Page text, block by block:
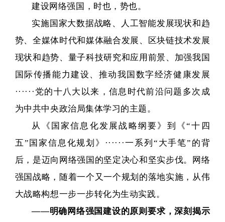
建设网络强国，时也，势也。
实施国家大数据战略、人工智能发展现状和趋
势、全媒体时代和媒体融合发展、区块链技术发展
现状和趋势、量子科技研究和应用前景、加强我国
国际传播能力建设、推动我国数字经济健康发展
······党的十八大以来，信息时代前沿问题多次成
为中共中央政治局集体学习的主题。
从《国家信息化发展战略纲要》到《“十四
五”国家信息化规划》······一系列“大手笔”的背
后，是迈向网络强国的坚定决心和坚实步伐。网络
强国战略，随着一个又一个规划的落地实施，从伟
大战略构想一步一步转化为生动实践。
——明确网络强国建设的原则要求，深刻揭示